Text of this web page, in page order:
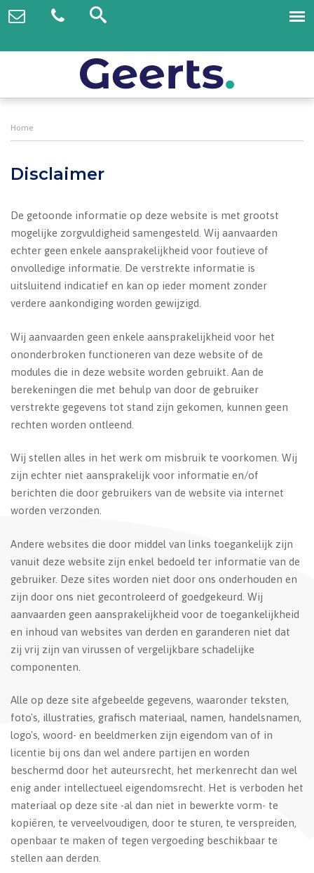
Home
Disclaimer
De getoonde informatie op deze website is met grootst
mogelijke zorgvuldigheid samengesteld. Wij aanvaarden
echter geen enkele aansprakelijkheid voor foutieve of
onvolledige informatie. De verstrekte informatie is
uitsluitend indicatief en kan op ieder moment zonder
verdere aankondiging worden gewijzigd.
Wij aanvaarden geen enkele aansprakelijkheid voor het
ononderbroken functioneren van deze website of de
modules die in deze website worden gebruikt. Aan de
berekeningen die met behulp van door de gebruiker
verstrekte gegevens tot stand zijn gekomen, kunnen geen
rechten worden ontleend.
Wij stellen alles in het werk om misbruik te voorkomen. Wij
zijn echter niet aansprakelijk voor informatie en/of
berichten die door gebruikers van de website via internet
worden verzonden.
Andere websites die door middel van links toegankelijk zijn
vanuit deze website zijn enkel bedoeld ter informatie van de
gebruiker. Deze sites worden niet door ons onderhouden en
zijn door ons niet gecontroleerd of goedgekeurd. Wij
aanvaarden geen aansprakelijkheid voor de toegankelijkheid
en inhoud van websites van derden en garanderen niet dat
zij vrij zijn van virussen of vergelijkbare schadelijke
componenten.
Alle op deze site afgebeelde gegevens, waaronder teksten,
foto's, illustraties, grafisch materiaal, namen, handelsnamen,
logo's, woord- en beeldmerken zijn eigendom van of in
licentie bij ons dan wel andere partijen en worden
beschermd door het auteursrecht, het merkenrecht dan wel
enig ander intellectueel eigendomsrecht. Het is verboden het
materiaal op deze site -al dan niet in bewerkte vorm- te
kopiëren, te verveelvoudigen, door te sturen, te verspreiden,
openbaar te maken of tegen vergoeding beschikbaar te
stellen aan derden.